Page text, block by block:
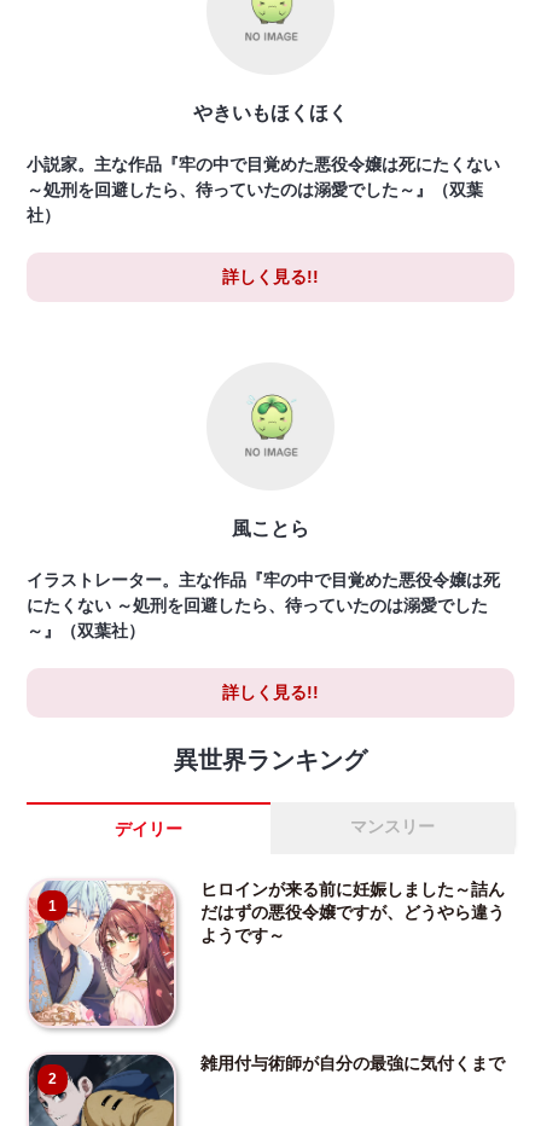
やきいもほくほく
小説家。主な作品『牢の中で目覚めた悪役令嬢は死にたくない
～処刑を回避したら、待っていたのは溺愛でした～』（双葉
社）
詳しく見る!!
風ことら
イラストレーター。主な作品『牢の中で目覚めた悪役令嬢は死
にたくない ～処刑を回避したら、待っていたのは溺愛でした
～』（双葉社）
詳しく見る!!
異世界ランキング
デイリー マンスリー
1
ヒロインが来る前に妊娠しました～詰ん
だはずの悪役令嬢ですが、どうやら違う
ようです～
2
雑用付与術師が自分の最強に気付くまで